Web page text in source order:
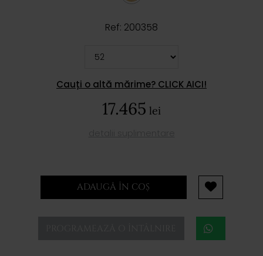
Ref: 200358
Cauți o altă mărime? CLICK AICI!
17.465 lei
ADAUGĂ ÎN COȘ